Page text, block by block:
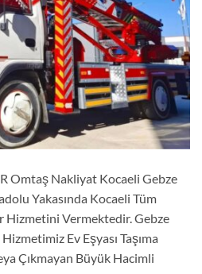
Omtaş Nakliyat Kocaeli Gebze
Yakasında Kocaeli Tüm
Hizmetini Vermektedir. Gebze
Ev Eşyası Taşıma
Çıkmayan Büyük Hacimli